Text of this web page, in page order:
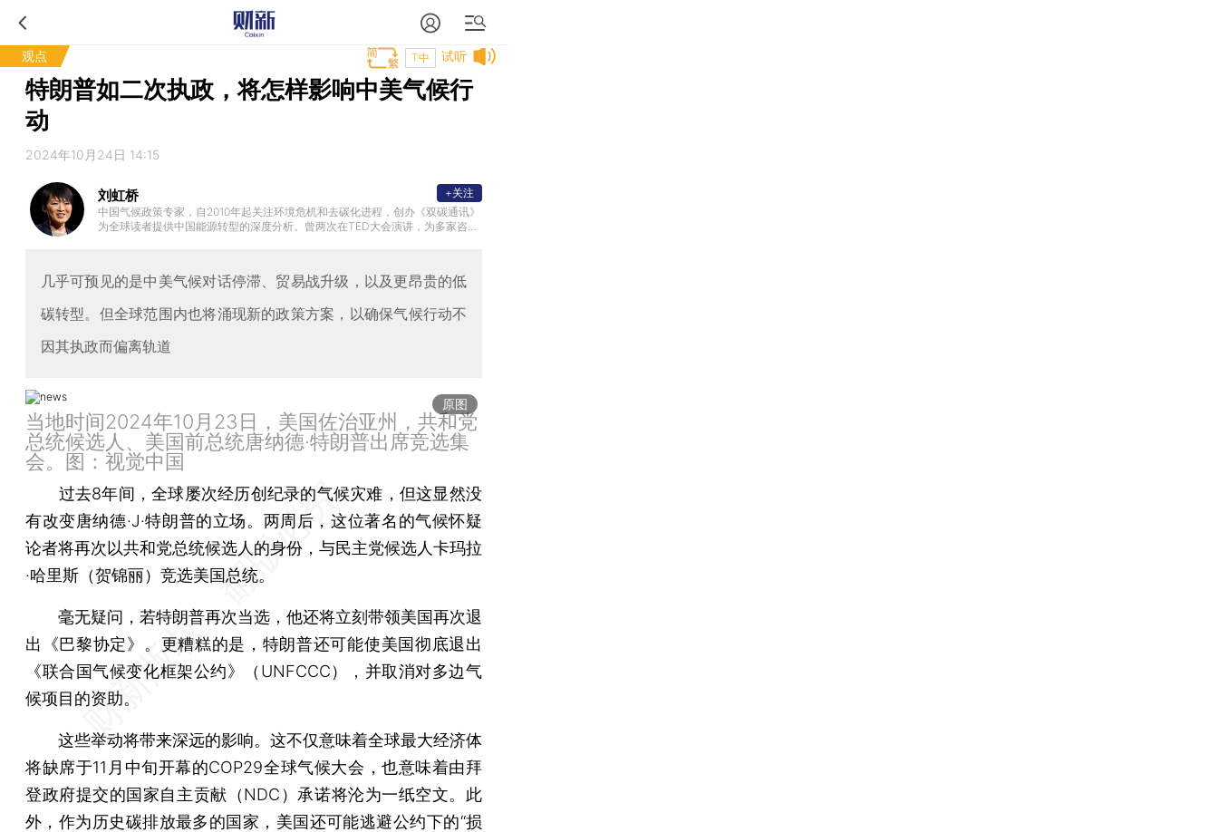
观点 试听
T中
特朗普如二次执政，将怎样影响中美气候行
动
2024年10月24日 14:15
刘虹桥
中国气候政策专家，自2010年起关注环境危机和去碳化进程，创办《双碳通讯》
为全球读者提供中国能源转型的深度分析。曾两次在TED大会演讲，为多家咨询
+关注
几乎可预见的是中美气候对话停滞、贸易战升级，以及更昂贵的低
碳转型。但全球范围内也将涌现新的政策方案，以确保气候行动不
因其执政而偏离轨道
原图
当地时间2024年10月23日，美国佐治亚州，共和党
总统候选人、美国前总统唐纳德·特朗普出席竞选集
会。图：视觉中国
过去8年间，全球屡次经历创纪录的气候灾难，但这显然没
有改变唐纳德·J·特朗普的立场。两周后，这位著名的气候怀疑
论者将再次以共和党总统候选人的身份，与民主党候选人卡玛拉
·哈里斯（贺锦丽）竞选美国总统。
毫无疑问，若特朗普再次当选，他还将立刻带领美国再次退
出《巴黎协定》。更糟糕的是，特朗普还可能使美国彻底退出
《联合国气候变化框架公约》（UNFCCC），并取消对多边气
候项目的资助。
这些举动将带来深远的影响。这不仅意味着全球最大经济体
将缺席于11月中旬开幕的COP29全球气候大会，也意味着由拜
登政府提交的国家自主贡献（NDC）承诺将沦为一纸空文。此
外，作为历史碳排放最多的国家，美国还可能逃避公约下的“损